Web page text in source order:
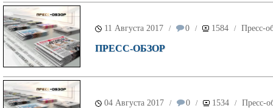
11 Августа 2017 / 0 / 1584 / Пресс-
ПРЕСС-ОБЗОР
04 Августа 2017 / 0 / 1534 / Пресс-